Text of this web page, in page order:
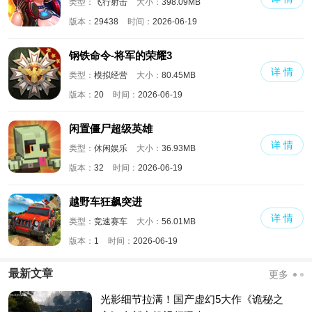
类型： 飞行射击 大小： 398.09MB
版本： 29438 时间： 2026-06-19
钢铁命令-将军的荣耀3
类型： 模拟经营 大小： 80.45MB
版本： 20 时间： 2026-06-19
详 情
闲置僵尸超级英雄
类型： 休闲娱乐 大小： 36.93MB
版本： 32 时间： 2026-06-19
详 情
越野车狂飙突进
类型： 竞速赛车 大小： 56.01MB
版本： 1 时间： 2026-06-19
详 情
最新文章 更多
光影细节拉满！国产虚幻5大作《诡秘之